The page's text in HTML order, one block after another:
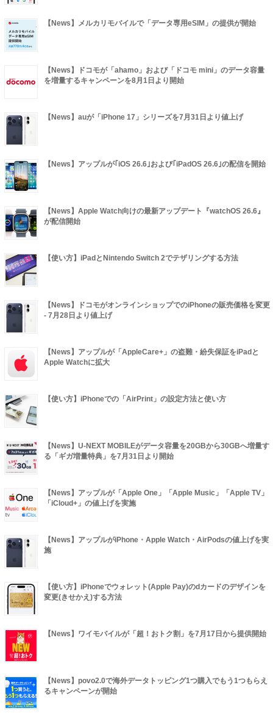
【News】メルカリモバイルで「データ専用eSIM」の提供が開始
【News】ドコモが「ahamo」および「ドコモ mini」のデータ容量
を増量するキャンペーンを8月1日より開始
【News】auが「iPhone 17」シリーズを7月31日より値上げ
【News】アップルが｢iOS 26.6｣および｢iPadOS 26.6｣の配信を開始
【News】Apple Watch向けの最新アップデート『watchOS 26.6』
が配信開始
【使い方】iPadとNintendo Switch 2でテザリングする方法
【News】ドコモがオンラインショップでのiPhoneの販売価格を変更
- 7月28日より値上げ
【News】アップルが「AppleCare+」の盗難・紛失保証をiPadと
Apple Watchに拡大
【使い方】iPhoneでの「AirPrint」の設定方法と使い方
【News】U-NEXT MOBILEがデータ容量を20GBから30GBへ増量す
る「ギガ増量特典」を7月31日より開始
【News】アップルが「Apple One」「Apple Music」「Apple TV」
「iCloud+」の値上げを実施
【News】アップルがiPhone・Apple Watch・AirPodsの値上げを実
施
【使い方】iPhoneでウォレット(Apple Pay)のdカードのデザインを
変更(きせかえ)する方法
【News】ワイモバイルが「超！おトク割」を7月17日から提供開始
【News】povo2.0で海外データトッピング1つ購入でもう1つもらえ
るキャンペーンが開始